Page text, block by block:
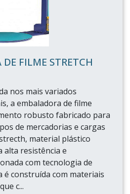
FILME STRETCH
nos mais variados
a embaladora de filme
robusto fabricado para
de mercadorias e cargas
material plástico
alta resistência e
com tecnologia de
é construída com materiais
c...